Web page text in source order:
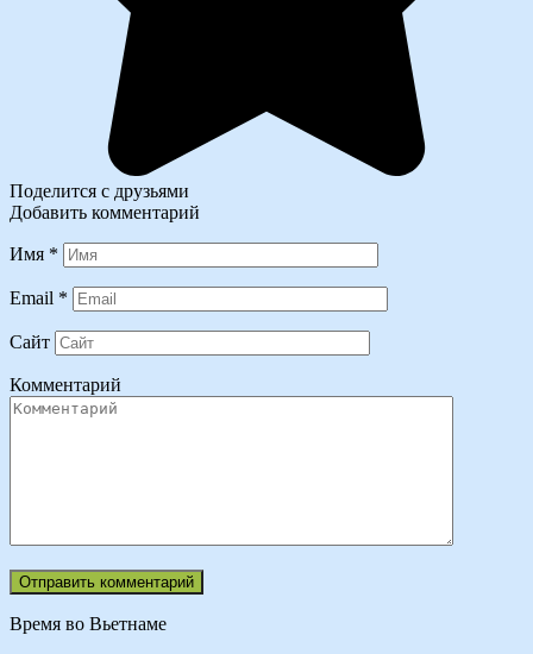
Поделится с друзьями
Добавить комментарий
Имя *
Email *
Сайт
Комментарий
Время во Вьетнаме